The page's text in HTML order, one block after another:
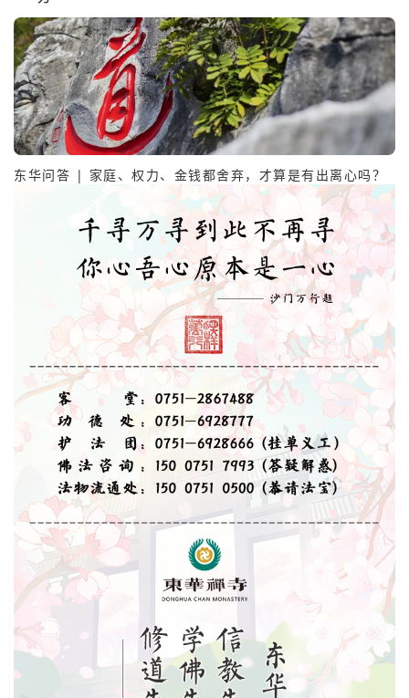
东华问答 | 家庭、权力、金钱都舍弃，才算是有出离心吗？